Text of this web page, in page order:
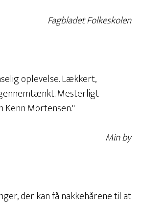
Fagbladet Folkeskolen
oplevelse. Lækkert,
Mesterligt
Mortensen."
Min by
der kan få nakkehårene til at